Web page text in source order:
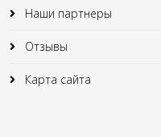
Наши партнеры
Отзывы
Карта сайта